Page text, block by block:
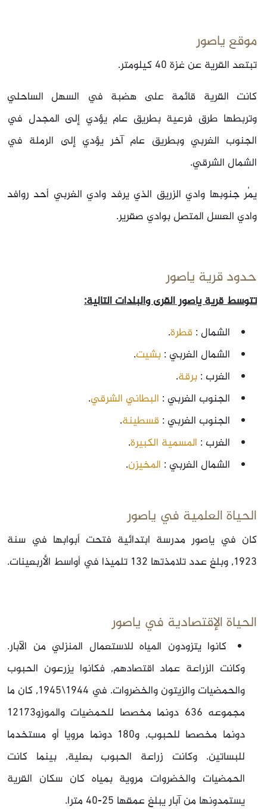
موقع ياصور
تبتعد القرية عن غزة 40 كيلومتر.
كانت القرية قائمة على هضبة في السهل الساحلي
وتربطها طرق فرعية بطريق عام يؤدي إلى المجدل في
الجنوب الغربي وبطريق عام آخر يؤدي إلى الرملة في
الشمال الشرقي.
يمُر جنوبها وادي الزريق الذي يرفد وادي الغربي أحد روافد
وادي العسل المتصل بوادي صقرير.
حدود قرية ياصور
تتوسط قرية ياصور القرى والبلدات التالية:
الشمال : قطرة.
الشمال الغربي : بشيت.
الغرب : برقة.
الجنوب الغربي : البطاني الشرقي.
الجنوب الغربي : قسطينة.
الغرب : المسمية الكبيرة.
الشمال الغربي : المخيزن.
الحياة العلمية في ياصور
كان في ياصور مدرسة ابتدائية فتحت أبوابها في سنة
1923, وبلغ عدد تلامذتها 132 تلميذا في أواسط الأربعينات.
الحياة الإقتصادية في ياصور
كانوا يتزودون المياه للاستعمال المنزلي من الآبار.
وكانت الزراعة عماد اقتصادهم, فكانوا يزرعون الحبوب
والحمضيات والزيتون والخضروات. في 1944\1945, كان ما
مجموعه 636 دونما مخصصا للحمضيات والموزو12173
دونما مخصصا للحبوب, و180 دونما مرويا أو مستخدما
للبساتين. وكانت زراعة الحبوب بعلية, بينما كانت
الحمضيات والخضروات مروية بمياه كان سكان القرية
يستمدونها من آبار يبلغ عمقها 25-40 مترا.